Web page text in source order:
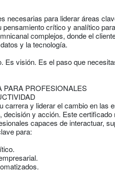
necesarias para liderar áreas
crítico y analítico
complejos, donde el
y la tecnología.
visión. Es el paso que
PARA PROFESIONALES
carrera y liderar el cambio en las
decisión y acción. Este
capaces de interactuar,
para: